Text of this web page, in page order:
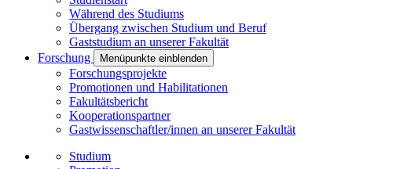
Während des Studiums
Übergang zwischen Studium und Beruf
Gaststudium an unserer Fakultät
Forschung
Menüpunkte einblenden
Forschungsprojekte
Promotionen und Habilitationen
Fakultätsbericht
Kooperationspartner
Gastwissenschaftler/innen an unserer Fakultät
Studium